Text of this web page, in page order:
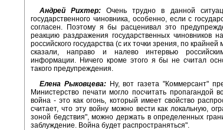
Андрей Рихтер: Очень трудно в данной
государственного чиновника, особенно, если с
согласен. Поэтому я бы расценивал это
реакцию раздражения государственных чиновников
российского государства (с их точки зрения, по
сказали, направо и налево интервью
информации. Ничего кроме этого я бы не считал
такого предупреждения.
Елена Рыковцева:Ну, вот газета "Коммерсант"
Министерство печати могло посчитать пропагандой
война - это как огонь, который имеет свойство
считает, что эту войну можно вести как локальную,
зоной бедствия", можно держать в определенных
заблуждение. Война будет распространяться".